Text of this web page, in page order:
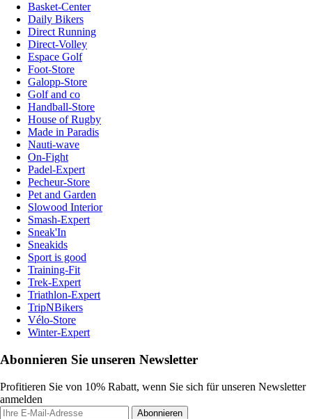
Basket-Center
Daily Bikers
Direct Running
Direct-Volley
Espace Golf
Foot-Store
Galopp-Store
Golf and co
Handball-Store
House of Rugby
Made in Paradis
Nauti-wave
On-Fight
Padel-Expert
Pecheur-Store
Pet and Garden
Slowood Interior
Smash-Expert
Sneak'In
Sneakids
Sport is good
Training-Fit
Trek-Expert
Triathlon-Expert
TripNBikers
Vélo-Store
Winter-Expert
Abonnieren Sie unseren Newsletter
Profitieren Sie von 10% Rabatt, wenn Sie sich für unseren Newsletter
anmelden
Abonnieren